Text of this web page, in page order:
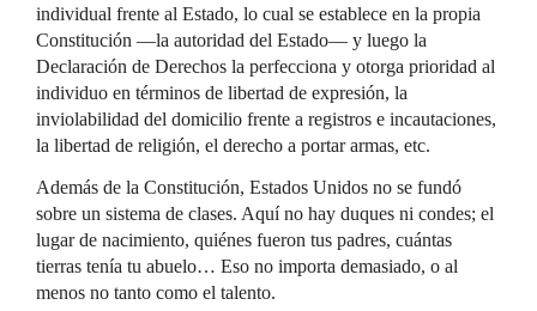
individual frente al Estado, lo cual se establece en la propia
Constitución —la autoridad del Estado— y luego la
Declaración de Derechos la perfecciona y otorga prioridad al
individuo en términos de libertad de expresión, la
inviolabilidad del domicilio frente a registros e incautaciones,
la libertad de religión, el derecho a portar armas, etc.
Además de la Constitución, Estados Unidos no se fundó
sobre un sistema de clases. Aquí no hay duques ni condes; el
lugar de nacimiento, quiénes fueron tus padres, cuántas
tierras tenía tu abuelo… Eso no importa demasiado, o al
menos no tanto como el talento.